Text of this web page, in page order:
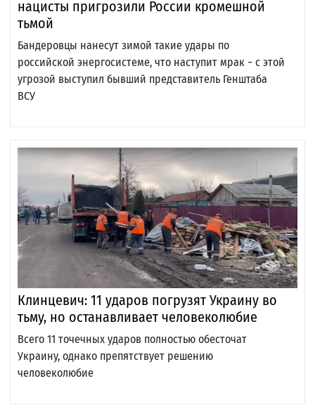
нацисты пригрозили России кромешной
тьмой
Бандеровцы нанесут зимой такие удары по
российской энергосистеме, что наступит мрак − с этой
угрозой выступил бывший представитель Генштаба
ВСУ
Клинцевич: 11 ударов погрузят Украину во
тьму, но останавливает человеколюбие
Всего 11 точечных ударов полностью обесточат
Украину, однако препятствует решению
человеколюбие